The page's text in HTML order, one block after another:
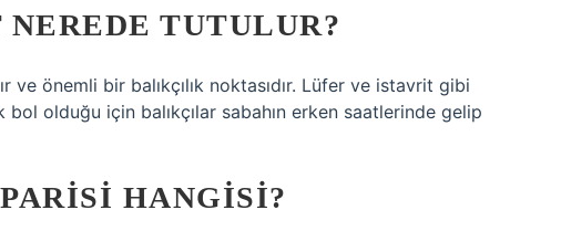
TUTULUR?
ve önemli bir balıkçılık noktasıdır. Lüfer ve istavrit gibi
bol olduğu için balıkçılar sabahın erken saatlerinde gelip
HANGISI?